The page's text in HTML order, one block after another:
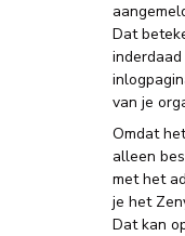
Dat
van je
Omdat
alleen
met het
je het
Dat kan